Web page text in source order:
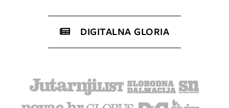
DIGITALNA GLORIA